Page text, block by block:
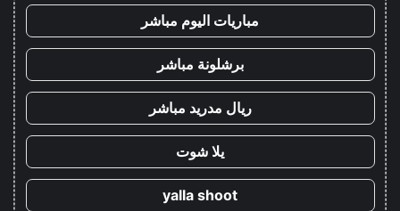
مباريات اليوم مباشر
برشلونة مباشر
ريال مدريد مباشر
يلا شوت
yalla shoot